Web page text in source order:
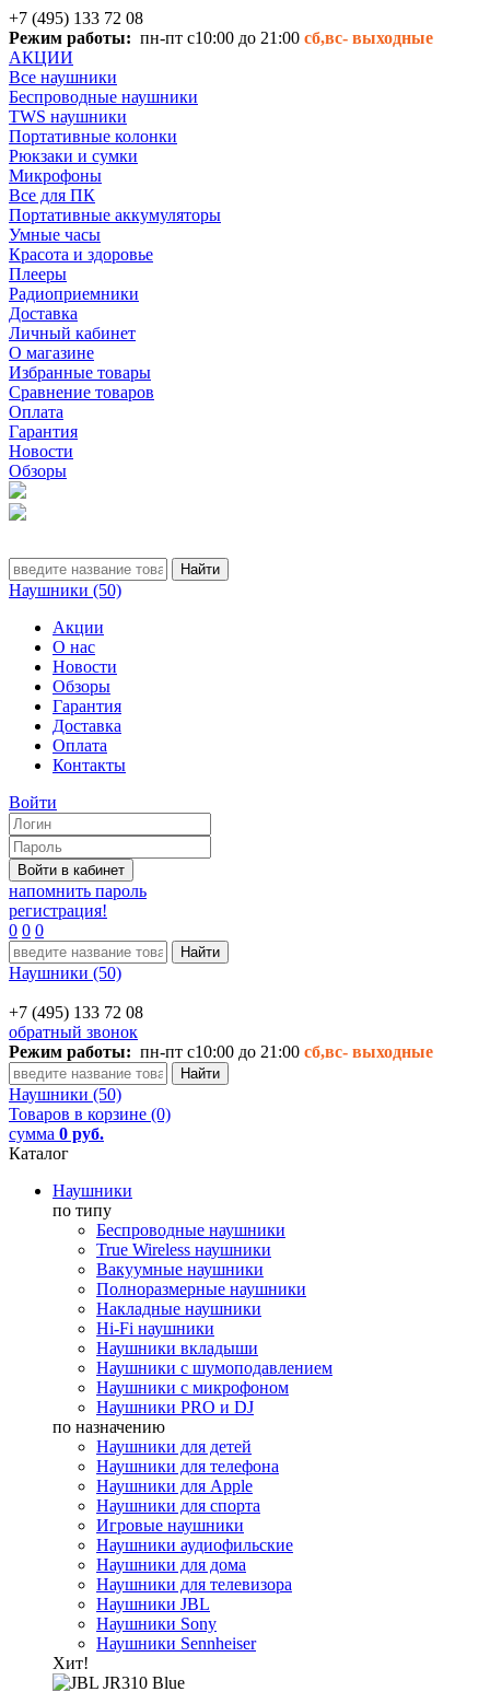
+7 (495) 133 72 08
Режим работы: пн-пт с10:00 до 21:00 сб,вс- выходные
АКЦИИ
Все наушники
Беспроводные наушники
TWS наушники
Портативные колонки
Рюкзаки и сумки
Микрофоны
Все для ПК
Портативные аккумуляторы
Умные часы
Красота и здоровье
Плееры
Радиоприемники
Доставка
Личный кабинет
О магазине
Избранные товары
Сравнение товаров
Оплата
Гарантия
Новости
Обзоры
Наушники (50)
Акции
О нас
Новости
Обзоры
Гарантия
Доставка
Оплата
Контакты
Войти
напомнить пароль
регистрация!
0 0 0
Наушники (50)
+7 (495) 133 72 08
обратный звонок
Режим работы: пн-пт с10:00 до 21:00 сб,вс- выходные
Наушники (50)
Товаров в корзине (0)
сумма 0 руб.
Каталог
Наушники
по типу
Беспроводные наушники
True Wireless наушники
Вакуумные наушники
Полноразмерные наушники
Накладные наушники
Hi-Fi наушники
Наушники вкладыши
Наушники с шумоподавлением
Наушники с микрофоном
Наушники PRO и DJ
по назначению
Наушники для детей
Наушники для телефона
Наушники для Apple
Наушники для спорта
Игровые наушники
Наушники аудиофильские
Наушники для дома
Наушники для телевизора
Наушники JBL
Наушники Sony
Наушники Sennheiser
Хит!